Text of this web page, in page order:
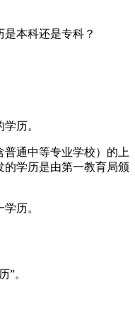
历。
通中等专业学校）的上
的学历是由第一教育局颁
历。
”。